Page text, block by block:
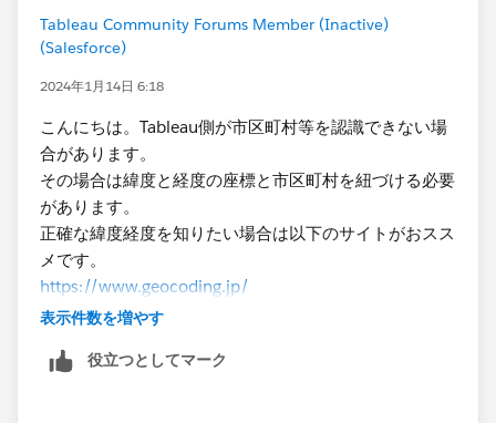
Tableau Community Forums Member (Inactive)
(Salesforce)
2024年1月14日 6:18
こんにちは。Tableau側が市区町村等を認識できない場
合があります。
その場合は緯度と経度の座標と市区町村を紐づける必要
があります。​
正確な緯度経度を知りたい場合は以下のサイトがおスス
メです。
https://www.geocoding.jp/
国土地理院のデータは「都道府県​＞市区町村」の階層に
表示件数を増やす
役立つとしてマーク